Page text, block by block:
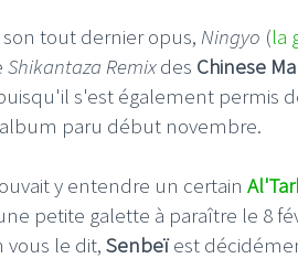
tout dernier opus, Ningyo (la
Shikantaza Remixdes Chinese
s'est également permis
paru début novembre.
y entendre un certain
petite galette à paraître le 8
vous le dit, Senbeïest